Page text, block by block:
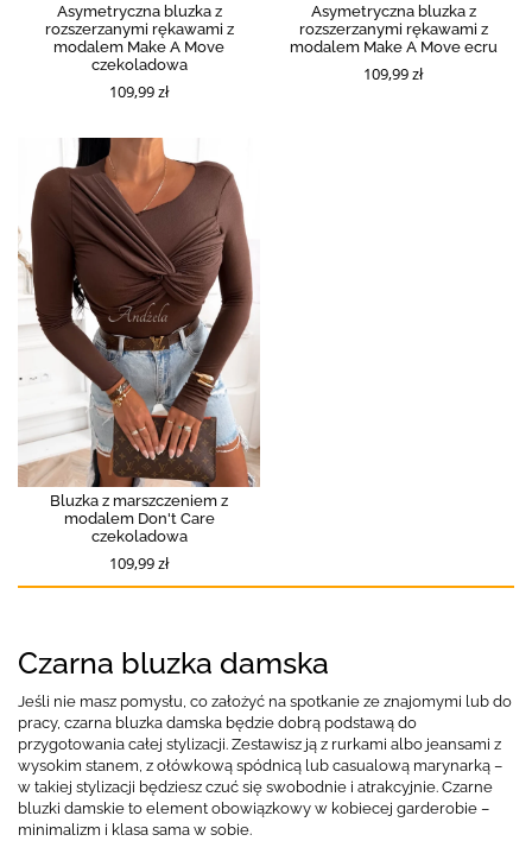
Asymetryczna bluzka z
rozszerzanymi rękawami z
modalem Make A Move
czekoladowa
109,99 zł
Asymetryczna bluzka z
rozszerzanymi rękawami z
modalem Make A Move ecru
109,99 zł
Bluzka z marszczeniem z
modalem Don't Care
czekoladowa
109,99 zł
Czarna bluzka damska
Jeśli nie masz pomysłu, co założyć na spotkanie ze znajomymi lub do
pracy, czarna bluzka damska będzie dobrą podstawą do
przygotowania całej stylizacji. Zestawisz ją z rurkami albo jeansami z
wysokim stanem, z ołówkową spódnicą lub casualową marynarką –
w takiej stylizacji będziesz czuć się swobodnie i atrakcyjnie. Czarne
bluzki damskie to element obowiązkowy w kobiecej garderobie –
minimalizm i klasa sama w sobie.